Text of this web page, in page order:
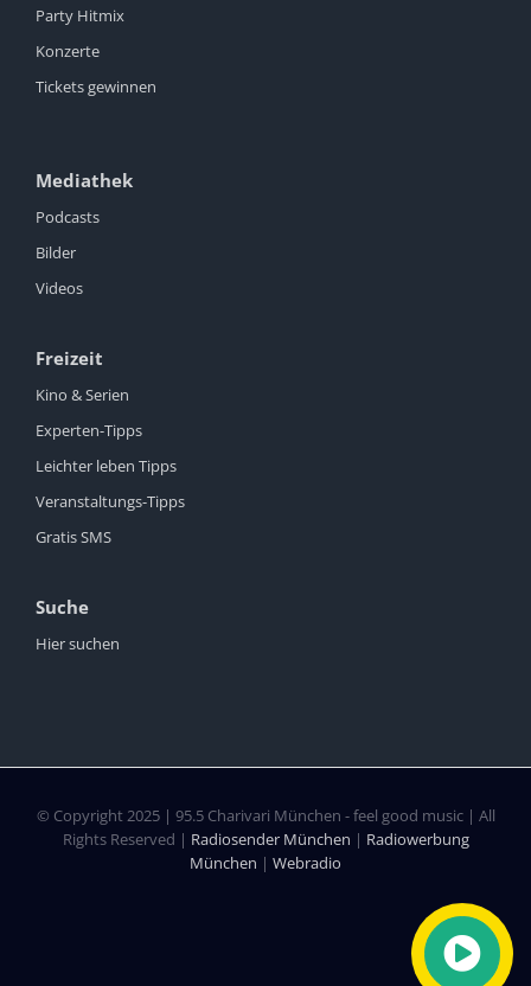
Party Hitmix
Konzerte
Tickets gewinnen
Mediathek
Podcasts
Bilder
Videos
Freizeit
Kino & Serien
Experten-Tipps
Leichter leben Tipps
Veranstaltungs-Tipps
Gratis SMS
Suche
Hier suchen
© Copyright 2025 | 95.5 Charivari München - feel good music | All
Rights Reserved | Radiosender München | Radiowerbung
München | Webradio